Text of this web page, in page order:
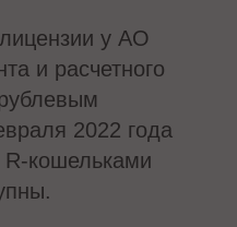
у АО
и расчетного
2022 года
кошельками